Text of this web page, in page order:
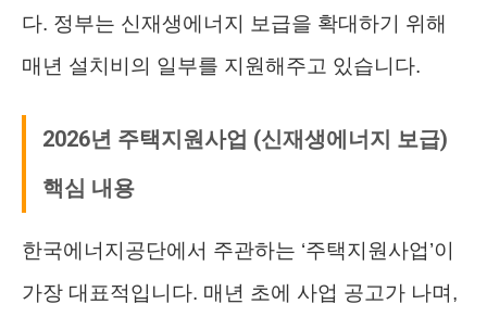
다. 정부는 신재생에너지 보급을 확대하기 위해
매년 설치비의 일부를 지원해주고 있습니다.
2026년 주택지원사업 (신재생에너지 보급)
핵심 내용
한국에너지공단에서 주관하는 ‘주택지원사업’이
가장 대표적입니다. 매년 초에 사업 공고가 나며,